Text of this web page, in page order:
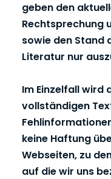
geben den
Rechtsprechung
sowie den Stand
Literatur nur
Im Einzelfall wird
vollständigen
keine Haftung
Webseiten, zu
auf die wir uns